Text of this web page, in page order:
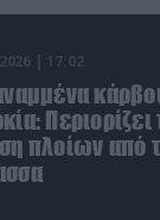
| 17:02
Περιορίζει
πλοίων από